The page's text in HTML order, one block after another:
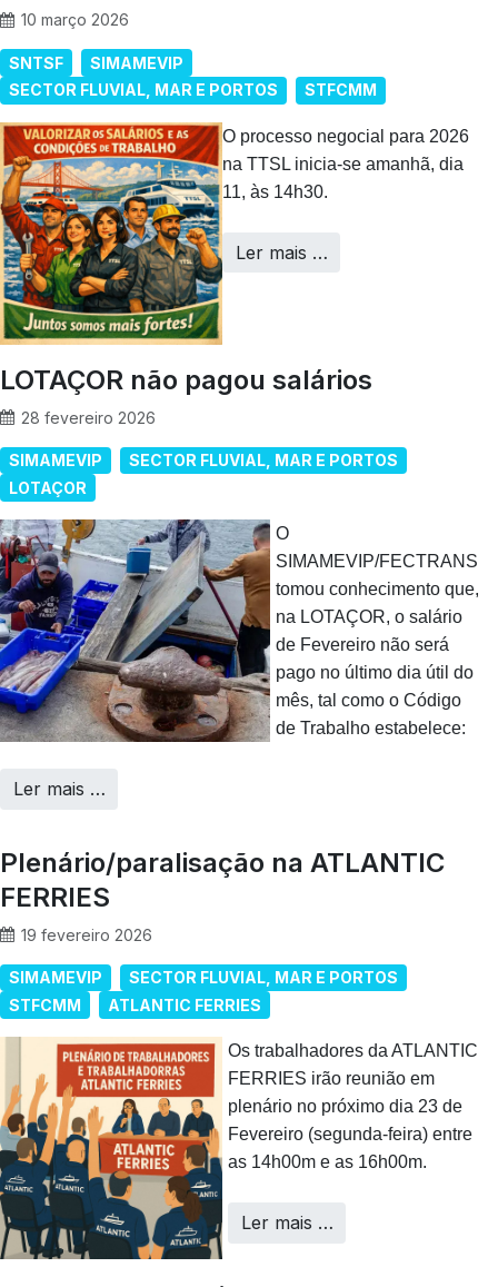
10 março 2026
SNTSF
SIMAMEVIP
SECTOR FLUVIAL, MAR E PORTOS
STFCMM
O processo negocial para 2026
na TTSL inicia-se amanhã, dia
11, às 14h30.
Ler mais …
LOTAÇOR não pagou salários
28 fevereiro 2026
SIMAMEVIP
SECTOR FLUVIAL, MAR E PORTOS
LOTAÇOR
O
SIMAMEVIP/FECTRANS
tomou conhecimento que,
na LOTAÇOR, o salário
de Fevereiro não será
pago no último dia útil do
mês, tal como o Código
de Trabalho estabelece:
Ler mais …
Plenário/paralisação na ATLANTIC
FERRIES
19 fevereiro 2026
SIMAMEVIP
SECTOR FLUVIAL, MAR E PORTOS
STFCMM
ATLANTIC FERRIES
Os trabalhadores da ATLANTIC
FERRIES irão reunião em
plenário no próximo dia 23 de
Fevereiro (segunda-feira) entre
as 14h00m e as 16h00m.
Ler mais …